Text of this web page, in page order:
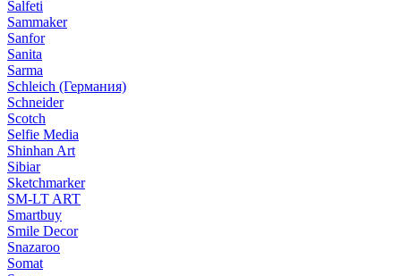
Salfeti
Sammaker
Sanfor
Sanita
Sarma
Schleich (Германия)
Schneider
Scotch
Selfie Media
Shinhan Art
Sibiar
Sketchmarker
SM-LT ART
Smartbuy
Smile Decor
Snazaroo
Somat